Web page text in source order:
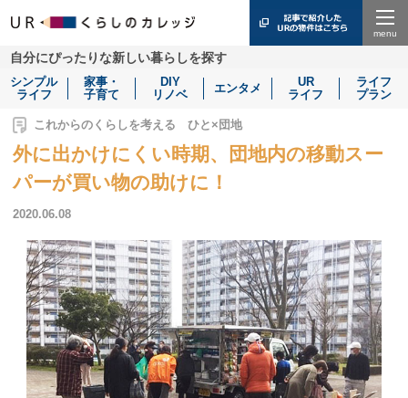
自分にぴったりな新しい暮らしを探す
シンプル
ライフ
家事・
子育て
DIY
リノベ
エンタメ
UR
ライフ
ライフ
プラン
これからのくらしを考える ひと×団地
外に出かけにくい時期、団地内の移動スー
パーが買い物の助けに！
2020.06.08